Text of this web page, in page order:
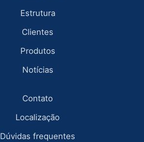
Estrutura
Clientes
Produtos
Notícias
Contato
Localização
Dúvidas frequentes